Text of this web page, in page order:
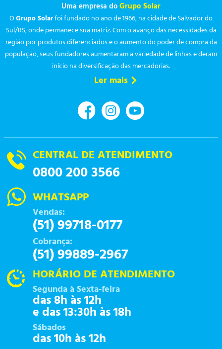
Uma empresa doGrupo Solar
OGrupo Solarfoi fundado no ano de 1966, na cidade de Salvador do
Sul/RS, onde permanece sua matriz. Com o avanço das necessidades da
região por produtos diferenciados e o aumento do poder de compra da
população, seus fundadores aumentaram a variedade de linhas e deram
início na diversificação das mercadorias.
Ler mais
CENTRAL DE ATENDIMENTO
0800 200 3566
WHATSAPP
Vendas:
(51) 99718-0177
Cobrança:
(51) 99889-2967
HORÁRIO DE ATENDIMENTO
Segunda à Sexta-feira
das 8h às 12h
e das 13:30h às 18h
Sábados
das 10h às 12h